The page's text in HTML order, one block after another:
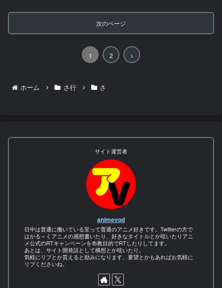
次のページ
1 2
次
ホーム さ行 さ
サイト運営者
animevod
日中は普通に働いている至って普通のアニメ好きです。Twitterの方で
はかる～くアニメの感想書いたり、好きなタイトルとか呟いたりアニ
メ公式のRTキャンペーンを布教目的でRTしたりしてます。
あとは、サイト開発話として構想とか呟いたり。
気軽にリプとか貰えると励みになります。要望とかもあればお気軽に
リプくださいね。